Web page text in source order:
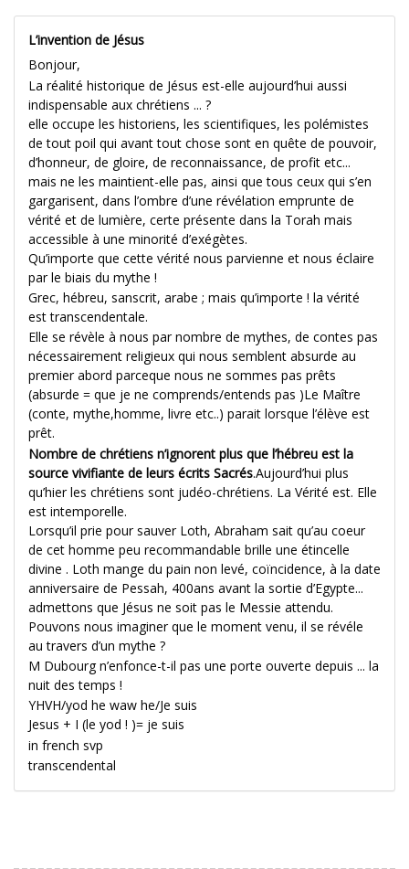
L’invention de Jésus
Bonjour,
La réalité historique de Jésus est-elle aujourd’hui aussi
indispensable aux chrétiens ... ?
elle occupe les historiens, les scientifiques, les polémistes
de tout poil qui avant tout chose sont en quête de pouvoir,
d’honneur, de gloire, de reconnaissance, de profit etc...
mais ne les maintient-elle pas, ainsi que tous ceux qui s’en
gargarisent, dans l’ombre d’une révélation emprunte de
vérité et de lumière, certe présente dans la Torah mais
accessible à une minorité d’exégètes.
Qu’importe que cette vérité nous parvienne et nous éclaire
par le biais du mythe !
Grec, hébreu, sanscrit, arabe ; mais qu’importe ! la vérité
est transcendentale.
Elle se révèle à nous par nombre de mythes, de contes pas
nécessairement religieux qui nous semblent absurde au
premier abord parceque nous ne sommes pas prêts
(absurde = que je ne comprends/entends pas )Le Maître
(conte, mythe,homme, livre etc..) parait lorsque l’élève est
prêt.
Nombre de chrétiens n’ignorent plus que l’hébreu est la
source vivifiante de leurs écrits Sacrés.Aujourd’hui plus
qu’hier les chrétiens sont judéo-chrétiens. La Vérité est. Elle
est intemporelle.
Lorsqu’il prie pour sauver Loth, Abraham sait qu’au coeur
de cet homme peu recommandable brille une étincelle
divine . Loth mange du pain non levé, coïncidence, à la date
anniversaire de Pessah, 400ans avant la sortie d’Egypte...
admettons que Jésus ne soit pas le Messie attendu.
Pouvons nous imaginer que le moment venu, il se révéle
au travers d’un mythe ?
M Dubourg n’enfonce-t-il pas une porte ouverte depuis ... la
nuit des temps !
YHVH/yod he waw he/Je suis
Jesus + I (le yod ! )= je suis
in french svp
transcendental